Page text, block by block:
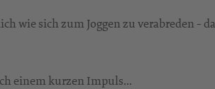
wie sich zum Joggen zu verabreden -
einem kurzen Impuls...